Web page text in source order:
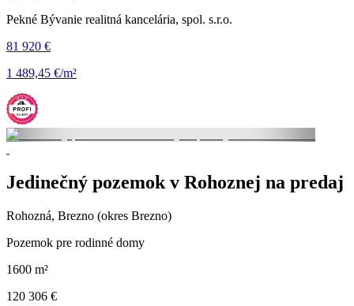
Pekné Bývanie realitná kancelária, spol. s.r.o.
81 920 €
1 489,45 €/m²
Jedinečný pozemok v Rohoznej na predaj
Rohozná, Brezno (okres Brezno)
Pozemok pre rodinné domy
1600 m²
120 306 €